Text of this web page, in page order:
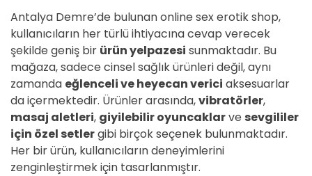
Antalya Demre’de bulunan online sex erotik shop,
kullanıcıların her türlü ihtiyacına cevap verecek
şekilde geniş bir ürün yelpazesi sunmaktadır. Bu
mağaza, sadece cinsel sağlık ürünleri değil, aynı
zamanda eğlenceli ve heyecan verici aksesuarlar
da içermektedir. Ürünler arasında,vibratörler,
masaj aletleri, giyilebilir oyuncaklarve sevgililer
için özel setlergibi birçok seçenek bulunmaktadır.
Her bir ürün, kullanıcıların deneyimlerini
zenginleştirmek için tasarlanmıştır.